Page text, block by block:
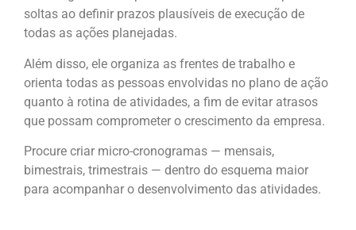
soltas ao definir prazos plausíveis de execução de
todas as ações planejadas.
Além disso, ele organiza as frentes de trabalho e
orienta todas as pessoas envolvidas no plano de ação
quanto à rotina de atividades, a fim de evitar atrasos
que possam comprometer o crescimento da empresa.
Procure criar micro-cronogramas — mensais,
bimestrais, trimestrais — dentro do esquema maior
para acompanhar o desenvolvimento das atividades.